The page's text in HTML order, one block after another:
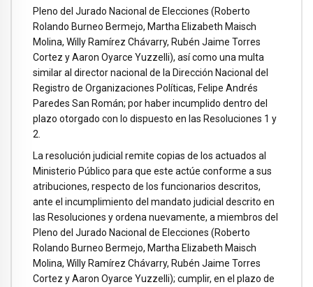
Pleno del Jurado Nacional de Elecciones (Roberto
Rolando Burneo Bermejo, Martha Elizabeth Maisch
Molina, Willy Ramírez Chávarry, Rubén Jaime Torres
Cortez y Aaron Oyarce Yuzzelli), así como una multa
similar al director nacional de la Dirección Nacional del
Registro de Organizaciones Políticas, Felipe Andrés
Paredes San Román; por haber incumplido dentro del
plazo otorgado con lo dispuesto en las Resoluciones 1 y
2.
La resolución judicial remite copias de los actuados al
Ministerio Público para que este actúe conforme a sus
atribuciones, respecto de los funcionarios descritos,
ante el incumplimiento del mandato judicial descrito en
las Resoluciones y ordena nuevamente, a miembros del
Pleno del Jurado Nacional de Elecciones (Roberto
Rolando Burneo Bermejo, Martha Elizabeth Maisch
Molina, Willy Ramírez Chávarry, Rubén Jaime Torres
Cortez y Aaron Oyarce Yuzzelli); cumplir, en el plazo de